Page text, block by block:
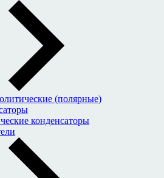
(полярные)
конденсаторы